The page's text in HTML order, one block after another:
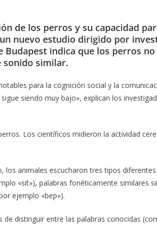
de los perros y su capacidad
nuevo estudio dirigido por
Budapest indica que los perros
sonido similar.
para la cognición social y la
siendo muy bajo», explican los
Los científicos midieron la actividad
los animales escucharon tres tipos
«sit»), palabras fonéticamente similares
ejemplo «bep»).
distinguir entre las palabras conocidas